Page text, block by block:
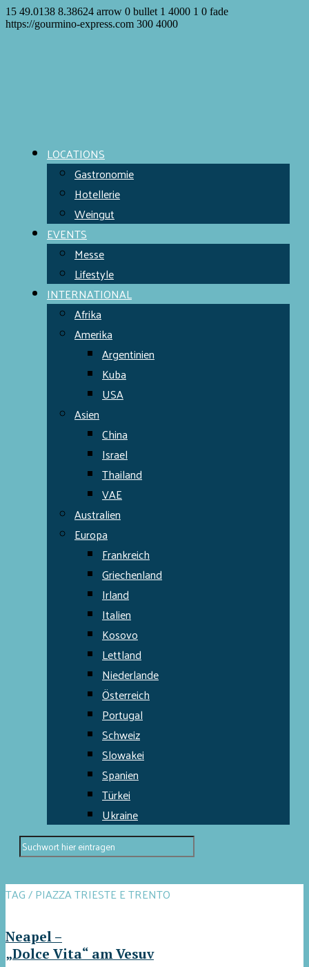
15 49.0138 8.38624 arrow 0 bullet 1 4000 1 0 fade
https://gourmino-express.com 300 4000
LOCATIONS
Gastronomie
Hotellerie
Weingut
EVENTS
Messe
Lifestyle
INTERNATIONAL
Afrika
Amerika
Argentinien
Kuba
USA
Asien
China
Israel
Thailand
VAE
Australien
Europa
Frankreich
Griechenland
Irland
Italien
Kosovo
Lettland
Niederlande
Österreich
Portugal
Schweiz
Slowakei
Spanien
Türkei
Ukraine
TAG / PIAZZA TRIESTE E TRENTO
Neapel –
„Dolce Vita“ am Vesuv